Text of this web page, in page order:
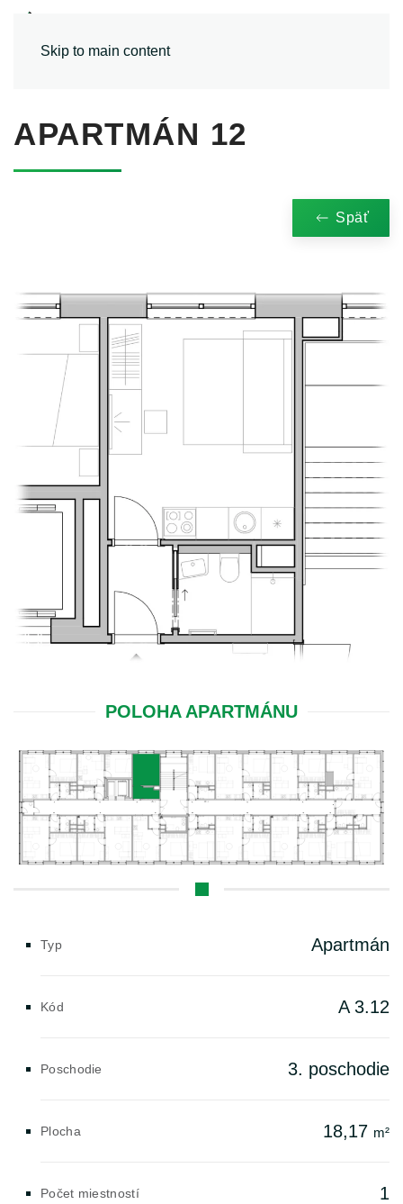
Skip to main content
APARTMÁN 12
Späť
POLOHA APARTMÁNU
Typ Apartmán
Kód A 3.12
Poschodie 3. poschodie
Plocha 18,17 m²
Počet miestností 1